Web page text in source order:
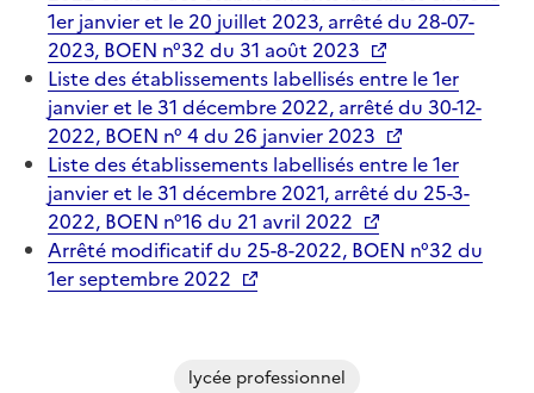
1er janvier et le 20 juillet 2023, arrêté du 28-07-
2023, BOEN n°32 du 31 août 2023
Liste des établissements labellisés entre le 1er
janvier et le 31 décembre 2022, arrêté du 30-12-
2022, BOEN n° 4 du 26 janvier 2023
Liste des établissements labellisés entre le 1er
janvier et le 31 décembre 2021, arrêté du 25-3-
2022, BOEN n°16 du 21 avril 2022
Arrêté modificatif du 25-8-2022, BOEN n°32 du
1er septembre 2022
lycée professionnel